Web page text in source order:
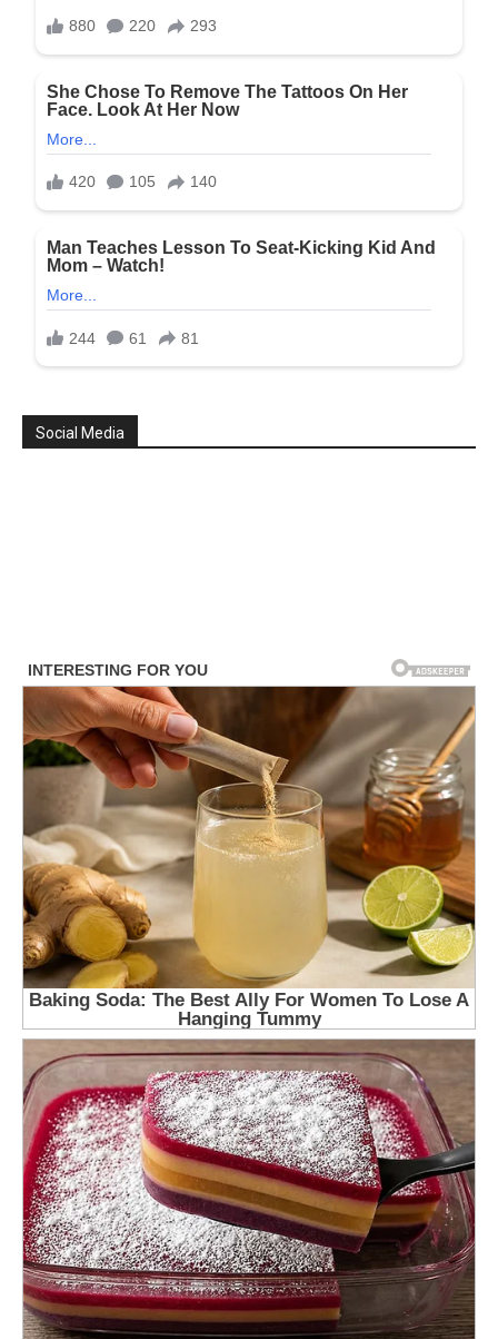
Social Media